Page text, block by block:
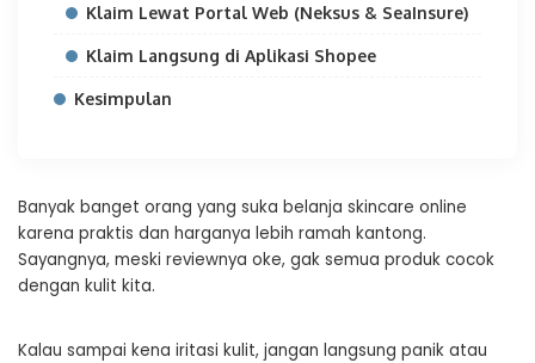
Klaim Lewat Portal Web (Neksus & SeaInsure)
Klaim Langsung di Aplikasi Shopee
Kesimpulan
Banyak banget orang yang suka belanja skincare online
karena praktis dan harganya lebih ramah kantong.
Sayangnya, meski reviewnya oke, gak semua produk cocok
dengan kulit kita.
Kalau sampai kena iritasi kulit, jangan langsung panik atau